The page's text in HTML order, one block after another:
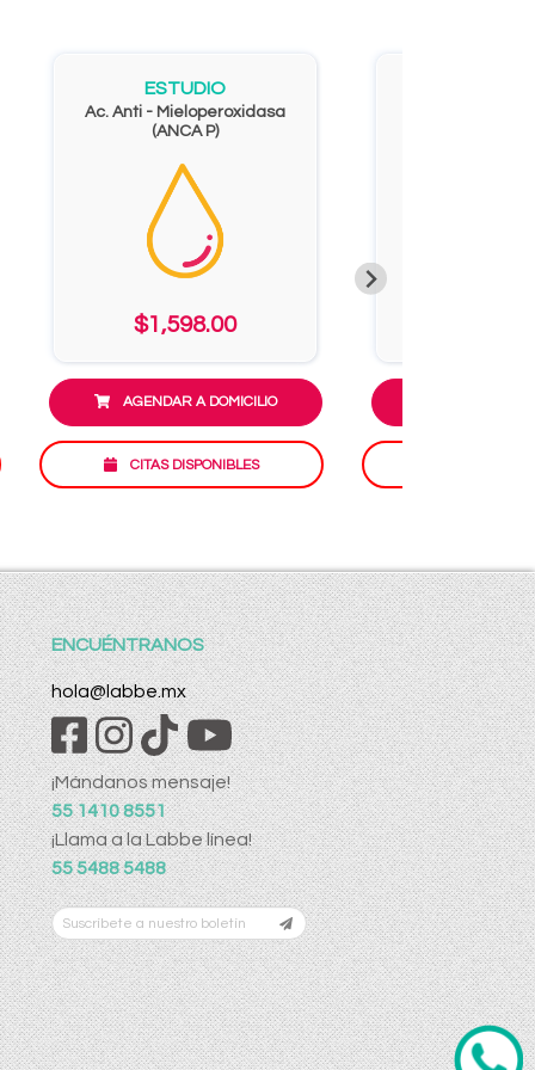
ESTUDIO
Ac. Anti - Mieloperoxidasa
(ANCA P)
$1,598.00
AGENDAR A DOMICILIO
CITAS DISPONIBLES
ENCUÉNTRANOS
hola@labbe.mx
¡Mándanos mensaje!
55 1410 8551
¡Llama a la Labbe línea!
55 5488 5488